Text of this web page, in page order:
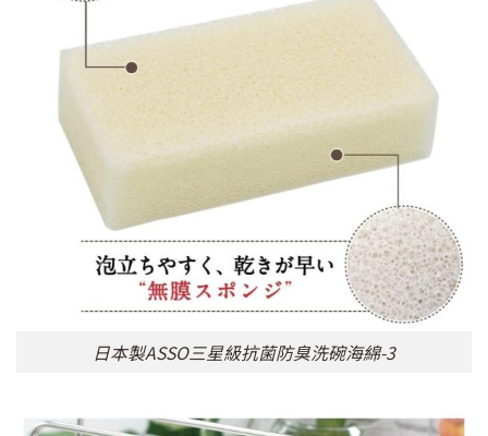
日本製ASSO三星級抗菌防臭洗碗海綿-3